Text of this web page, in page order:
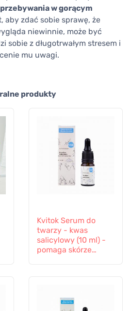
w gorącym
aby zdać sobie sprawę, że
niewinnie, może być
sobie z długotrwałym stresem i
mu uwagi.
produkty
Kvitok Serum do
twarzy - kwas
salicylowy (10 ml) -
pomaga skórze